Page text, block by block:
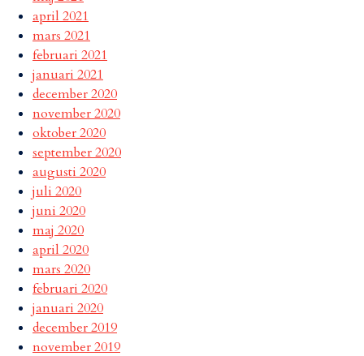
april 2021
mars 2021
februari 2021
januari 2021
december 2020
november 2020
oktober 2020
september 2020
augusti 2020
juli 2020
juni 2020
maj 2020
april 2020
mars 2020
februari 2020
januari 2020
december 2019
november 2019